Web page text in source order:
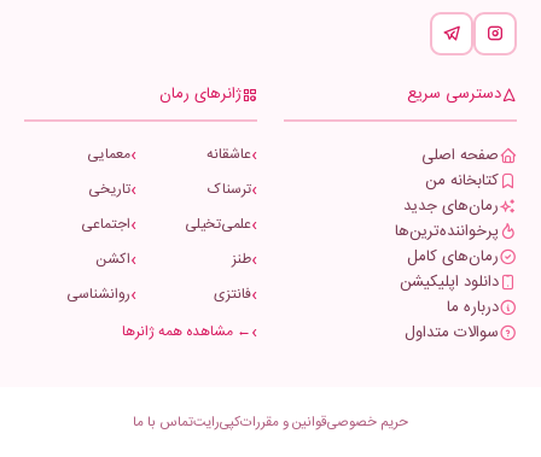
دسترسی سریع
صفحه اصلی
کتابخانه من
رمان‌های جدید
پرخواننده‌ترین‌ها
رمان‌های کامل
دانلود اپلیکیشن
درباره ما
سوالات متداول
ژانرهای رمان
عاشقانه
معمایی
ترسناک
تاریخی
علمی‌تخیلی
اجتماعی
طنز
اکشن
فانتزی
روانشناسی
← مشاهده همه ژانرها
حریم خصوصیقوانین و مقرراتکپی‌رایتتماس با ما